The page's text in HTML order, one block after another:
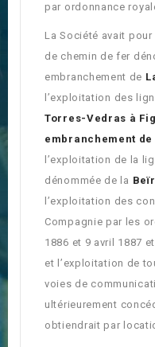
par ordonnance
La Société avait
de chemin de fer
embranchement de
l’exploitation des
Torres-Vedras à
embranchement
l’exploitation de la
dénommée de la
l’exploitation des
Compagnie par les
1886 et 9 avril 1887
et l’exploitation de
voies de
ultérieurement
obtiendrait par